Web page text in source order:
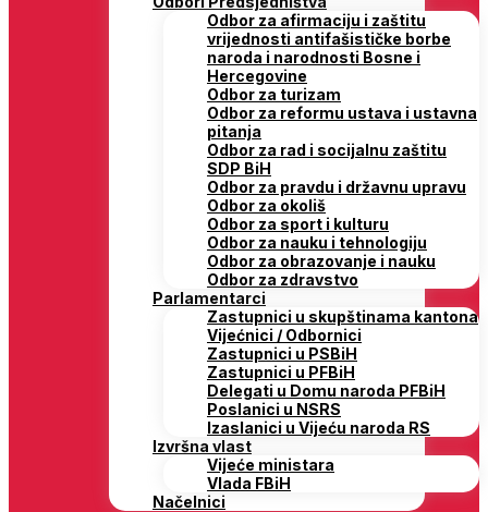
Odbor za afirmaciju i zaštitu
vrijednosti antifašističke borbe
naroda i narodnosti Bosne i
Hercegovine
Odbor za turizam
Odbor za reformu ustava i ustavna
pitanja
Odbor za rad i socijalnu zaštitu
SDP BiH
Odbor za pravdu i državnu upravu
Odbor za okoliš
Odbor za sport i kulturu
Odbor za nauku i tehnologiju
Odbor za obrazovanje i nauku
Odbor za zdravstvo
Parlamentarci
Zastupnici u skupštinama kantona
Vijećnici / Odbornici
Zastupnici u PSBiH
Zastupnici u PFBiH
Delegati u Domu naroda PFBiH
Poslanici u NSRS
Izaslanici u Vijeću naroda RS
Izvršna vlast
Vijeće ministara
Vlada FBiH
Načelnici